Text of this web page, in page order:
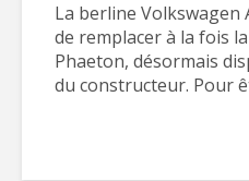
La berline
de remplacer à la fois
Phaeton, désormais
du constructeur. Pour